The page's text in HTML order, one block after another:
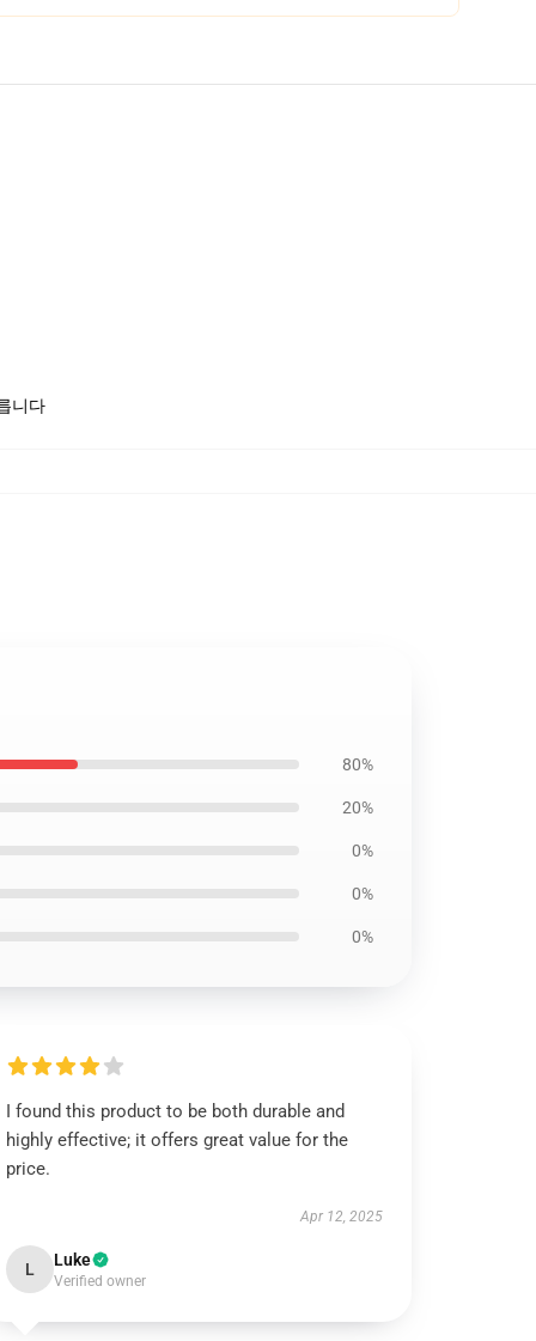
니다
80%
20%
0%
0%
0%
I found this product to be both durable and
highly effective; it offers great value for the
price.
Apr 12, 2025
L Luke
Verified owner